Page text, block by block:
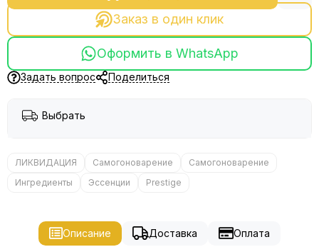
Заказ в один клик
Оформить в WhatsApp
Задать вопрос Поделиться
Выбрать
ЛИКВИДАЦИЯ Самогоноварение
Самогоноварение
Ингредиенты
Эссенции Prestige
Описание Доставка Оплата